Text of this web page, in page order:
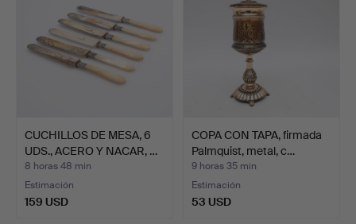
CUCHILLOS DE MESA, 6
UDS., ACERO Y NACAR, …
8 horas 48 min
Estimación
159 USD
COPA CON TAPA, firmada
Palmquist, metal, c…
9 horas 35 min
Estimación
53 USD